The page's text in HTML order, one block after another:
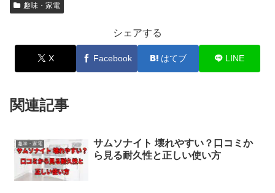
趣味・家電
シェアする
X Facebook はてブ LINE
関連記事
趣味・家電
サムソナイト 壊れやすい？口コミか
ら見る耐久性と正しい使い方